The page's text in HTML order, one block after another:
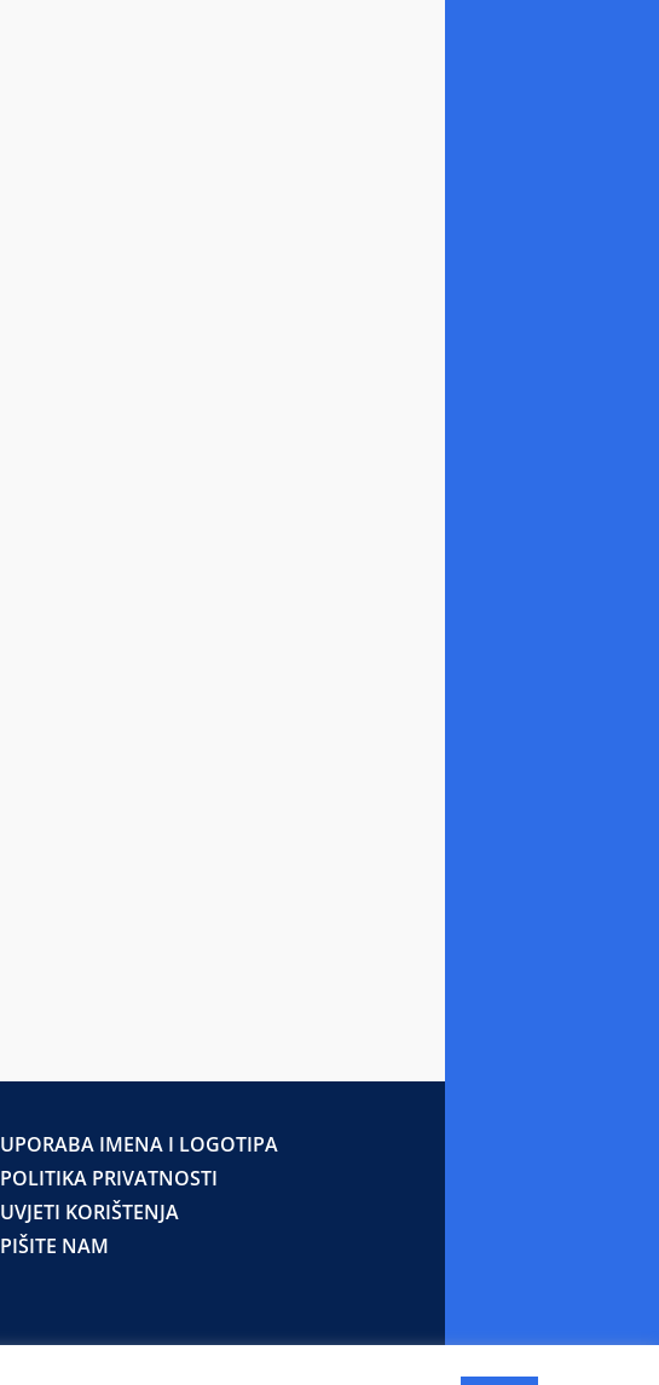
UPORABA IMENA I LOGOTIPA
POLITIKA PRIVATNOSTI
UVJETI KORIŠTENJA
PIŠITE NAM